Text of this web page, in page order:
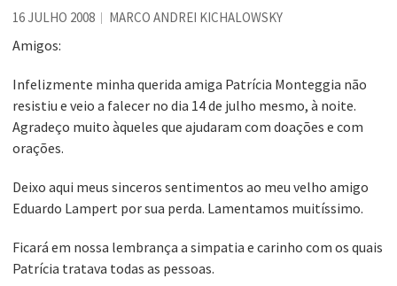
Contardo Calligaris prega o “direito à tristeza”
Esse tal de Rock Gaúcho
16 JULHO 2008 MARCO ANDREI KICHALOWSKY
Amigos:
Infelizmente minha querida amiga Patrícia Monteggia não
resistiu e veio a falecer no dia 14 de julho mesmo, à noite.
Agradeço muito àqueles que ajudaram com doações e com
orações.
Deixo aqui meus sinceros sentimentos ao meu velho amigo
Eduardo Lampert por sua perda. Lamentamos muitíssimo.
Ficará em nossa lembrança a simpatia e carinho com os quais
Patrícia tratava todas as pessoas.